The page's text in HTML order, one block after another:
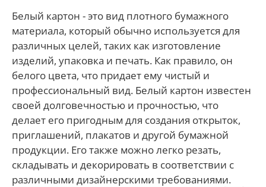
Белый картон - это вид плотного бумажного
материала, который обычно используется для
различных целей, таких как изготовление
изделий, упаковка и печать. Как правило, он
белого цвета, что придает ему чистый и
профессиональный вид. Белый картон известен
своей долговечностью и прочностью, что
делает его пригодным для создания открыток,
приглашений, плакатов и другой бумажной
продукции. Его также можно легко резать,
складывать и декорировать в соответствии с
различными дизайнерскими требованиями.